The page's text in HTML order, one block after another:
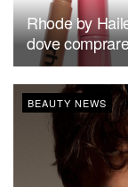
Rhode by
dove
BEAUTY NEWS